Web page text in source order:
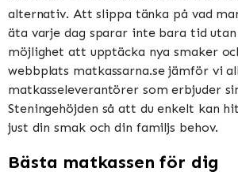
alternativ. Att slippa tänka på vad
äta varje dag sparar inte bara tid utan
möjlighet att upptäcka nya smaker
webbplats matkassarna.se jämför vi
matkasseleverantörer som erbjuder
Steningehöjden så att du enkelt kan
just din smak och din familjs behov.
Bästa matkassen för dig